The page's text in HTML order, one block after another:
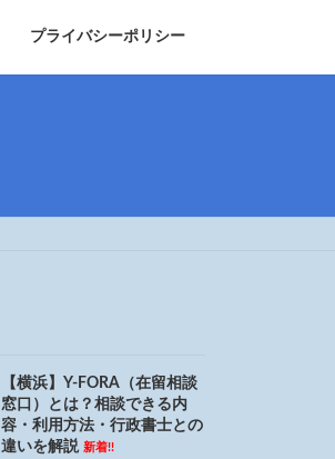
プライバシーポリシー
【横浜】Y-FORA（在留相談
窓口）とは？相談できる内
容・利用方法・行政書士との
違いを解説 新着!!